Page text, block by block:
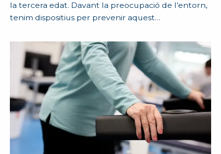
la tercera edat. Davant la preocupació de l’entorn,
tenim dispositius per prevenir aquest…